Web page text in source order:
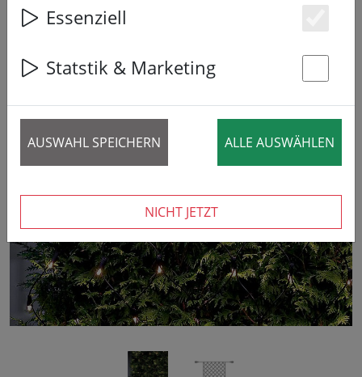
‹ ›
20% SPARENEssenziell
Statstik & Marketing
AUSWAHL SPEICHERN ALLE AUSWÄHLEN
NICHT JETZT